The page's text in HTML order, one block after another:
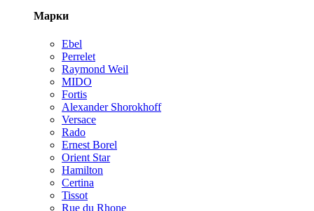
Марки
Ebel
Perrelet
Raymond Weil
MIDO
Fortis
Alexander Shorokhoff
Versace
Rado
Ernest Borel
Orient Star
Hamilton
Certina
Tissot
Rue du Rhone